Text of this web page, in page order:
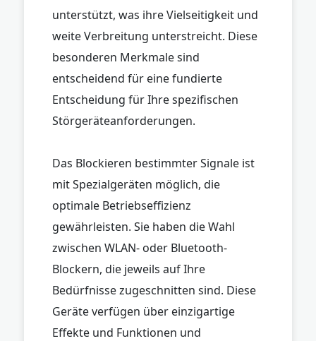
unterstützt, was ihre Vielseitigkeit und
weite Verbreitung unterstreicht. Diese
besonderen Merkmale sind
entscheidend für eine fundierte
Entscheidung für Ihre spezifischen
Störgeräteanforderungen.
Das Blockieren bestimmter Signale ist
mit Spezialgeräten möglich, die
optimale Betriebseffizienz
gewährleisten. Sie haben die Wahl
zwischen WLAN- oder Bluetooth-
Blockern, die jeweils auf Ihre
Bedürfnisse zugeschnitten sind. Diese
Geräte verfügen über einzigartige
Effekte und Funktionen und